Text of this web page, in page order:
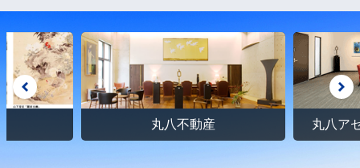
丸八不動産 丸八ア